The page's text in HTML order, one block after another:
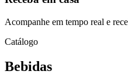
Acompanhe em tempo real e
Catálogo
Bebidas